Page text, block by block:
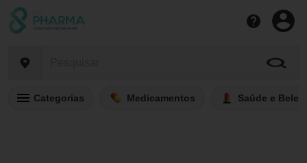
Categorias Medicamentos Saúde e